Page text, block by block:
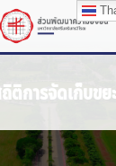
ติการจัดเก็บขยะ